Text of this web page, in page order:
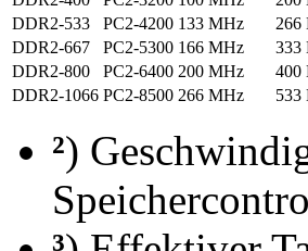
DDR2-533
PC2-4200 133 MHz 266
DDR2-667
PC2-5300 166 MHz 333
DDR2-800
PC2-6400 200 MHz 400
DDR2-1066 PC2-8500 266 MHz 533
²)